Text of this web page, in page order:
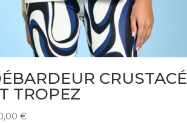
CRUSTACÉ
TROPEZ
€